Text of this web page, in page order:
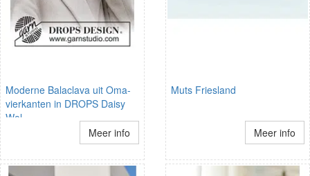
Moderne Balaclava uit Oma-
vierkanten in DROPS Daisy
Wol
Meer info
Muts Friesland
Meer info